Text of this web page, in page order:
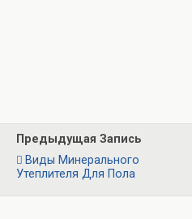
Предыдущая Запись
Виды Минерального
Утеплителя Для Пола